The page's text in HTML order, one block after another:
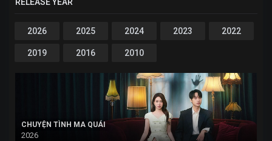
2026 2025 2024 2023 2022
2019 2016 2010
CHUYỆN TÌNH MA QUÁI
2026